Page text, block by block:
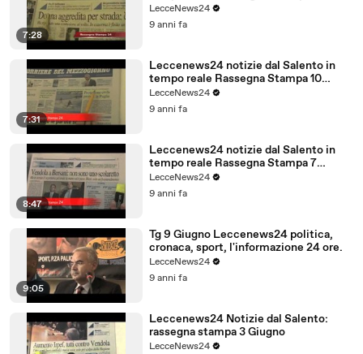
7:28
Febbraio
LecceNews24
9 anni fa
7:31
Leccenews24 notizie dal Salento in
tempo reale Rassegna Stampa 10
Giugno
LecceNews24
9 anni fa
8:47
Leccenews24 notizie dal Salento in
tempo reale Rassegna Stampa 7
Giugno
LecceNews24
9 anni fa
9:05
Tg 9 Giugno Leccenews24 politica,
cronaca, sport, l'informazione 24 ore.
LecceNews24
9 anni fa
Leccenews24 Notizie dal Salento:
rassegna stampa 3 Giugno
LecceNews24